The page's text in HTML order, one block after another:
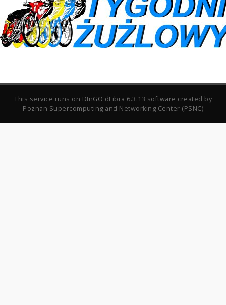
This service runs on DInGO dLibra 6.3.13 software created by
Poznan Supercomputing and Networking Center (PSNC)